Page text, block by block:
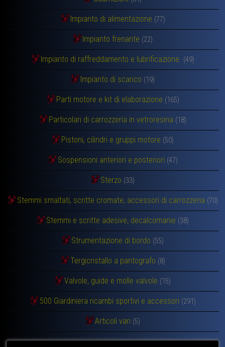
Impianto di alimentazione (77)
Impianto frenante (22)
Impianto di raffreddamento e lubrificazione. (49)
Impianto di scarico (19)
Parti motore e kit di elaborazione (165)
Particolari di carrozzeria in vetroresina (18)
Pistoni, cilindri e gruppi motore (50)
Sospensioni anteriori e posteriori (47)
Sterzo (33)
Stemmi smaltati, scritte cromate, accessori di carrozzeria (70)
Stemmi e scritte adesive, decalcomanie (38)
Strumentazione di bordo (55)
Tergicristallo a pantografo (8)
Valvole, guide e molle valvole (15)
500 Giardiniera ricambi sportivi e accessori (291)
Articoli vari (5)